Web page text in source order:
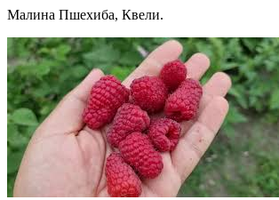
Малина Пшехиба, Квели.